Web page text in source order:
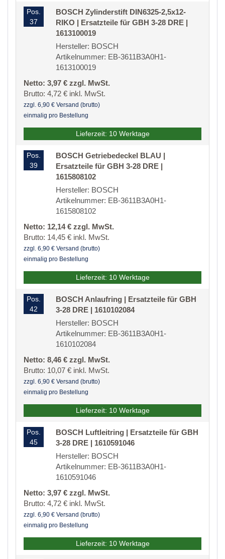
Pos.
37
BOSCH Zylinderstift DIN6325-2,5x12-
RIKO | Ersatzteile für GBH 3-28 DRE |
1613100019
Hersteller: BOSCH
Artikelnummer: EB-3611B3A0H1-
1613100019
Netto: 3,97 € zzgl. MwSt.
Brutto: 4,72 € inkl. MwSt.
zzgl. 6,90 € Versand (brutto)
einmalig pro Bestellung
Lieferzeit: 10 Werktage
Pos.
39
BOSCH Getriebedeckel BLAU |
Ersatzteile für GBH 3-28 DRE |
1615808102
Hersteller: BOSCH
Artikelnummer: EB-3611B3A0H1-
1615808102
Netto: 12,14 € zzgl. MwSt.
Brutto: 14,45 € inkl. MwSt.
zzgl. 6,90 € Versand (brutto)
einmalig pro Bestellung
Lieferzeit: 10 Werktage
Pos.
42
BOSCH Anlaufring | Ersatzteile für GBH
3-28 DRE | 1610102084
Hersteller: BOSCH
Artikelnummer: EB-3611B3A0H1-
1610102084
Netto: 8,46 € zzgl. MwSt.
Brutto: 10,07 € inkl. MwSt.
zzgl. 6,90 € Versand (brutto)
einmalig pro Bestellung
Lieferzeit: 10 Werktage
Pos.
45
BOSCH Luftleitring | Ersatzteile für GBH
3-28 DRE | 1610591046
Hersteller: BOSCH
Artikelnummer: EB-3611B3A0H1-
1610591046
Netto: 3,97 € zzgl. MwSt.
Brutto: 4,72 € inkl. MwSt.
zzgl. 6,90 € Versand (brutto)
einmalig pro Bestellung
Lieferzeit: 10 Werktage